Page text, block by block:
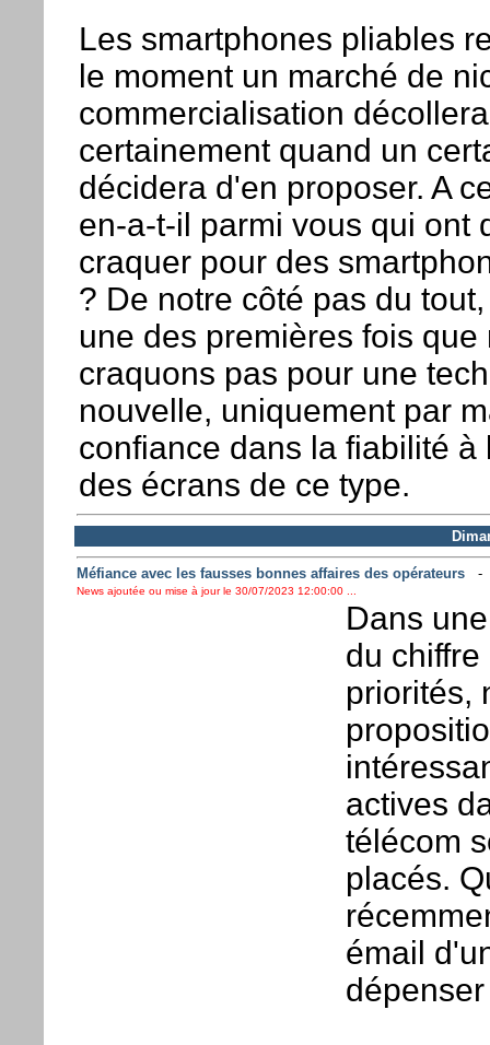
Les smartphones pliables
le moment un marché de
commercialisation décollera
certainement quand un
décidera d'en proposer. A
en-a-t-il parmi vous qui ont
craquer pour des
? De notre côté pas du
une des premières fois que
craquons pas pour une
nouvelle, uniquement par
confiance dans la fiabilité à
des écrans de ce type.
Méfiance avec les fausses bonnes affaires des opérateurs
News ajoutée ou mise à jour le 30/07/2023 12:00:00 ...
Dans
du chiffre
priorités,
actives
télécom
placés.
émail